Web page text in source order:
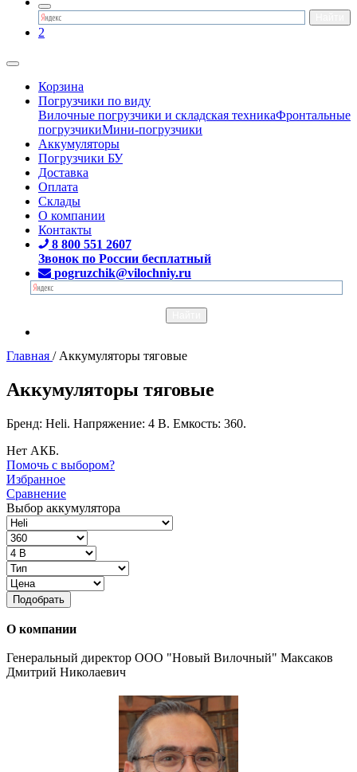
2
Корзина
Погрузчики по виду
Вилочные погрузчики и складская техникаФронтальные
погрузчикиМини-погрузчики
Аккумуляторы
Погрузчики БУ
Доставка
Оплата
Склады
О компании
Контакты
8 800 551 2607
Звонок по России бесплатный
pogruzchik@vilochniy.ru
Главная / Аккумуляторы тяговые
Аккумуляторы тяговые
Бренд: Heli. Напряжение: 4 В. Емкость: 360.
Нет АКБ.
Помочь с выбором?
Избранное
Сравнение
Выбор аккумулятора
Подобрать
О компании
Генеральный директор ООО "Новый Вилочный" Максаков
Дмитрий Николаевич